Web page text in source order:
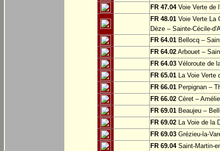
FR 47.04Voie Verte de
FR 48.01 Voie Verte La
Dèze – Sainte-Cécile-
FR 64.01 Bellocq –
FR 64.02 Arbouet –
FR 64.03 Véloroute de
FR 65.01 La Voie Verte
FR 66.01 Perpignan –
FR 66.02 Céret –
FR 69.01 Beaujeu –
FR 69.02 La Voie de la
FR 69.03 Grézieu-la-
FR 69.04Saint-Martin-